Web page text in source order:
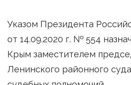
Указом Президента
от 14.09.2020 г. № 554
Крым заместителем
Ленинского районного